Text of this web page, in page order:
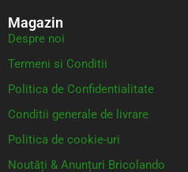
Magazin
Despre noi
Termeni si Conditii
Politica de Confidentialitate
Conditii generale de livrare
Politica de cookie-uri
Noutăți & Anunțuri Bricolando